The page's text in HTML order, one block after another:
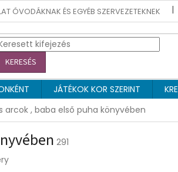
ÓVODÁKNAK ÉS EGYÉB SZERVEZETEKNEK
KERESÉS
JÁTÉKOK KOR SZERINT
arcok , baba első puha könyvében
291